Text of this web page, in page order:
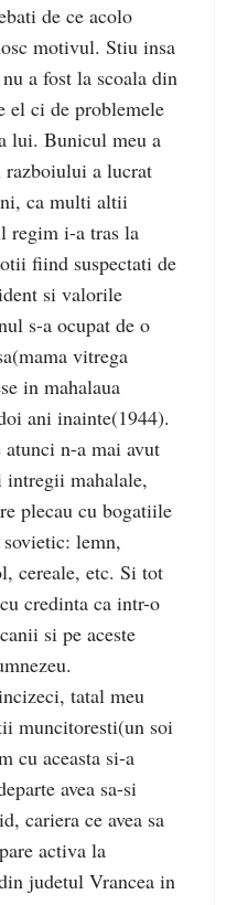
de ce acolo
motivul. Stiu insa
a fost la scoala din
el ci de problemele
lui. Bunicul meu a
a lucrat
ca multi altii
regim i-a tras la
fiind suspectati de
si valorile
s-a ocupat de o
vitrega
in mahalaua
ani inainte(1944).
n-a mai avut
intregii mahalale,
plecau cu bogatiile
lemn,
cereale, etc. Si tot
credinta ca intr-o
si pe aceste
tatal meu
muncitoresti(un soi
cu aceasta si-a
avea sa-si
cariera ce avea sa
activa la
judetul Vrancea in